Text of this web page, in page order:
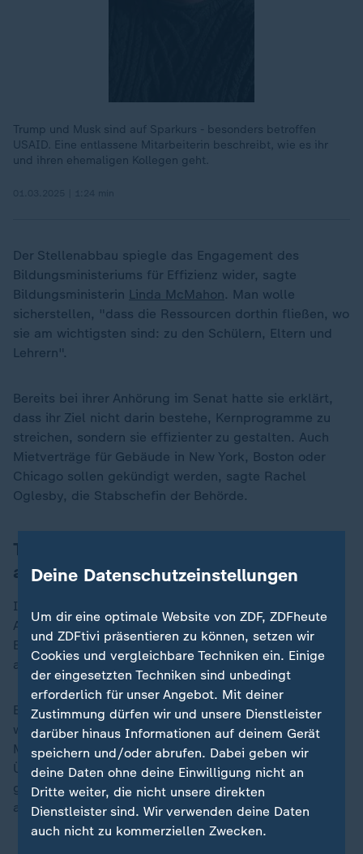
Trump und Musk sind auf Sparkurs - besonders betroffen
USAID. Eine entlassene Mitarbeiterin beschreibt, wie es ihr
und ihren ehemaligen Kollegen geht.
Der Stellenabbau spiegle das Engagement des
Bildungsministeriums für Effizienz wider, sagte
Bildungsministerin Linda McMahon. Man wolle
sicherstellen, "dass die Ressourcen dorthin fließen, wo
sie am wichtigsten sind: zu den Schülern, Eltern und
Lehrern".
Bereits bei ihrer Anhörung im Senat hatte sie erklärt,
dass ihr Ziel nicht darin bestehe, Kernprogramme zu
streichen, sondern sie effizienter zu gestalten. Auch
Mietverträge für Gebäude in New York, Boston oder
Chicago sollen gekündigt werden, sagte Rachel
Oglesby, die Stabschefin der Behörde.
Trump will Bildungsministerium ganz
abschaffen
In anderen Ministerien waren bereits zahlreiche
Angestellte entlassen worden. Das
Bildungsministerium will Trump aber explizit ganz
abschaffen.
Er hatte dies bereits mehrfach im Wahlkampf erklärt,
weil die Behörde von "Radikalen, Eiferern und
Marxisten" überrannt worden sei, wie er behauptet.
Über Bildungsministerin Linda McMahon hatte er
gesagt: "Ich möchte, dass Linda sich selbst
abschafft."
Deine Datenschutzeinstellungen
Um dir eine optimale Website von ZDF, ZDFheute
und ZDFtivi präsentieren zu können, setzen wir
Cookies und vergleichbare Techniken ein. Einige
der eingesetzten Techniken sind unbedingt
erforderlich für unser Angebot. Mit deiner
Zustimmung dürfen wir und unsere Dienstleister
darüber hinaus Informationen auf deinem Gerät
speichern und/oder abrufen. Dabei geben wir
deine Daten ohne deine Einwilligung nicht an
Dritte weiter, die nicht unsere direkten
Dienstleister sind. Wir verwenden deine Daten
auch nicht zu kommerziellen Zwecken.